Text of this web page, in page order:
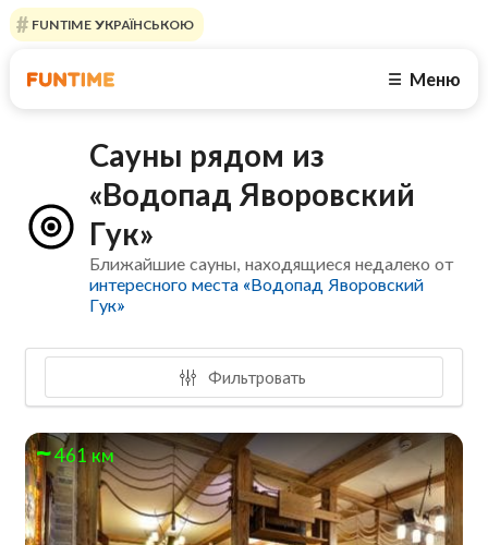
FUNTIME УКРАЇНСЬКОЮ
☰ Меню
Сауны рядом из
«Водопад Яворовский
Гук»
Ближайшие сауны, находящиеся недалеко от
интересного места «Водопад Яворовский
Гук»
Фильтровать
461 км